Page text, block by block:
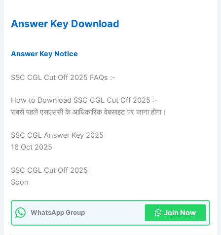
Answer Key Download
Answer Key Notice
SSC CGL Cut Off 2025 FAQs :-
How to Download SSC CGL Cut Off 2025 :-
सबसे पहले एसएससी के आधिकारिक वेबसाइट पर जाना होगा।
SSC CGL Answer Key 2025
16 Oct 2025
SSC CGL Cut Off 2025
Soon
WhatsApp Group Join Now